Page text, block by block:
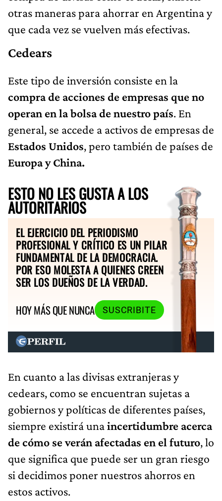
otras maneras para ahorrar en Argentina y
que cada vez se vuelven más efectivas.
Cedears
Este tipo de inversión consiste en la
compra de acciones de empresas que no
operan en la bolsa de nuestro país. En
general, se accede a activos de empresas de
Estados Unidos, pero también de países de
Europa y China.
ESTO NO LES GUSTA A LOS
AUTORITARIOS
EL EJERCICIO DEL PERIODISMO
PROFESIONAL Y CRÍTICO ES UN PILAR
FUNDAMENTAL DE LA DEMOCRACIA.
POR ESO MOLESTA A QUIENES CREEN
SER LOS DUEÑOS DE LA VERDAD.
HOY MÁS QUE NUNCA
SUSCRIBITE
En cuanto a las divisas extranjeras y
cedears, como se encuentran sujetas a
gobiernos y políticas de diferentes países,
siempre existirá unaincertidumbre acerca
de cómo se verán afectadas en el futuro, lo
que significa que puede ser un gran riesgo
si decidimos poner nuestros ahorros en
estos activos.